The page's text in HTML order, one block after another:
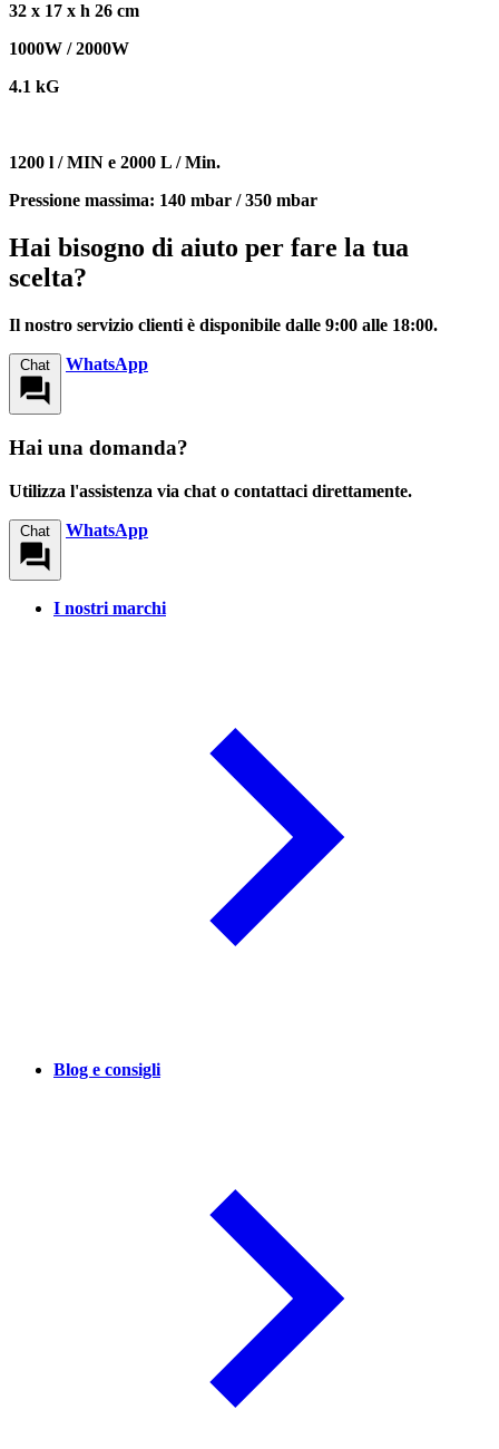
32 x 17 x h 26 cm
1000W / 2000W
4.1 kG
1200 l / MIN e 2000 L / Min.
Pressione massima: 140 mbar / 350 mbar
Hai bisogno di aiuto per fare la tua
scelta?
Il nostro servizio clienti è disponibile dalle 9:00 alle 18:00.
Chat WhatsApp
Hai una domanda?
Utilizza l'assistenza via chat o contattaci direttamente.
Chat WhatsApp
I nostri marchi
Blog e consigli